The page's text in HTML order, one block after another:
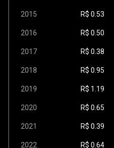
2015 R$ 0.53
2016 R$ 0.50
2017 R$ 0.38
2018 R$ 0.95
2019 R$ 1.19
2020 R$ 0.65
2021 R$ 0.39
2022 R$ 0.64